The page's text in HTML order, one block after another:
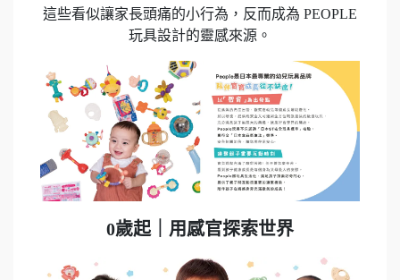
這些看似讓家長頭痛的小行為，反而成為 PEOPLE
玩具設計的靈感來源。
0歲起｜用感官探索世界